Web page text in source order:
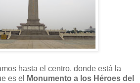
hasta el centro, donde está la
es el
Monumento a los Héroes del